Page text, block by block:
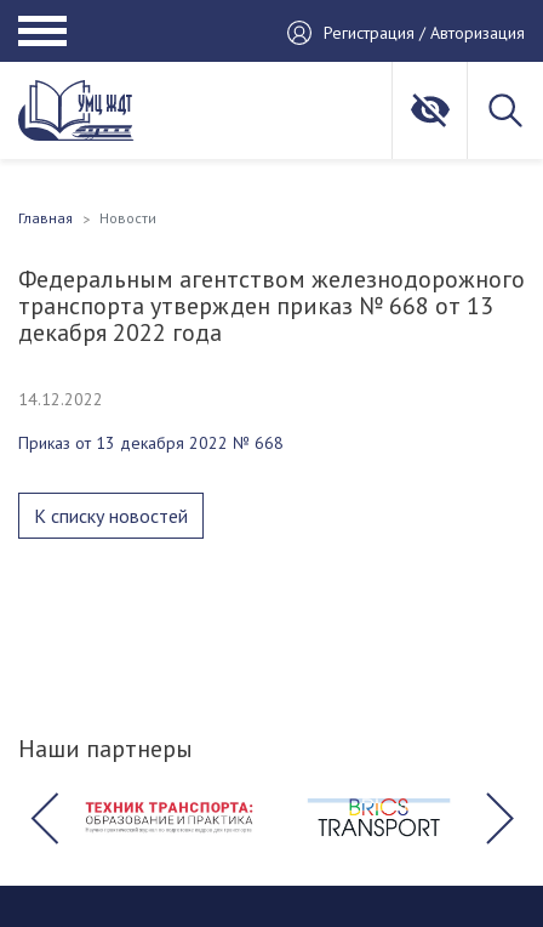
Регистрация / Авторизация
Главная Новости
Федеральным агентством железнодорожного
транспорта утвержден приказ № 668 от 13
декабря 2022 года
14.12.2022
Приказ от 13 декабря 2022 № 668
К списку новостей
Наши партнеры